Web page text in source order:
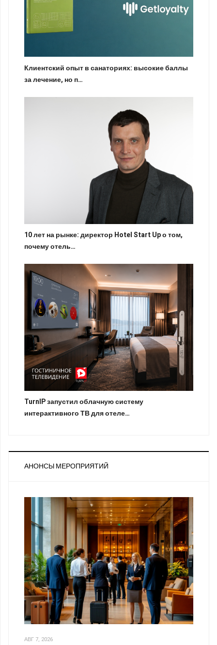
Клиентский опыт в санаториях: высокие баллы
за лечение, но п…
10 лет на рынке: директор Hotel Start Up о том,
почему отель…
TurnIP запустил облачную систему
интерактивного ТВ для отеле…
АНОНСЫ МЕРОПРИЯТИЙ
АВГ 7, 2026